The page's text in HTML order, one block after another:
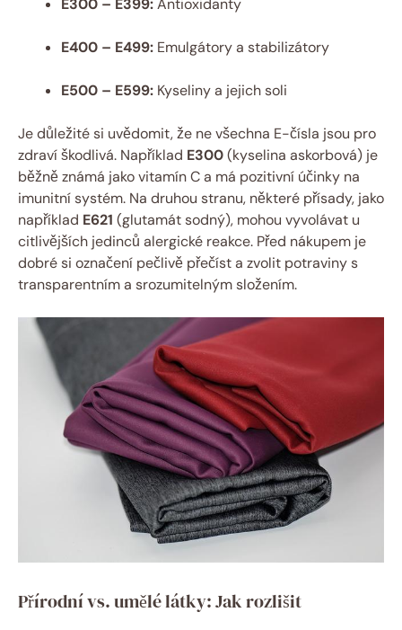
E300 – E399:Antioxidanty
E400 – E499: Emulgátory a stabilizátory
E500 – E599: Kyseliny a jejich soli
Je důležité si uvědomit, že ne všechna E-čísla jsou pro
zdraví škodlivá. Například E300(kyselina askorbová) je
běžně známá jako vitamín C a má pozitivní účinky na
imunitní systém. Na druhou stranu, některé přísady, jako
například E621 (glutamát sodný), mohou vyvolávat u
citlivějších jedinců alergické reakce. Před nákupem je
dobré si označení pečlivě přečíst a zvolit potraviny s
transparentním a srozumitelným složením.
Přírodní vs. umělé látky: Jak rozlišit